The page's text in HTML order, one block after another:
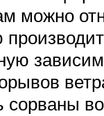
можно
сорваны